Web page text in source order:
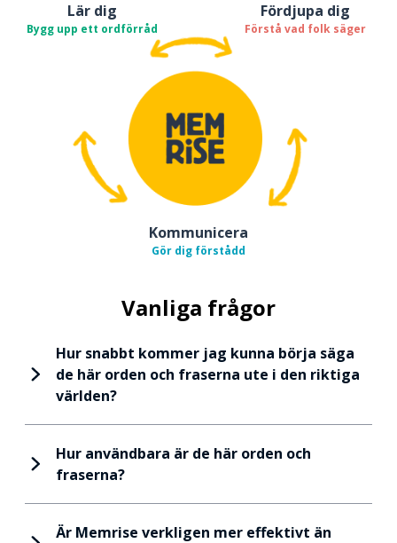
Lär dig
Bygg upp ett ordförråd
Fördjupa dig
Förstå vad folk säger
Kommunicera
Gör dig förstådd
Vanliga frågor
Hur snabbt kommer jag kunna börja säga
de här orden och fraserna ute i den riktiga
världen?
Hur användbara är de här orden och
fraserna?
Är Memrise verkligen mer effektivt än